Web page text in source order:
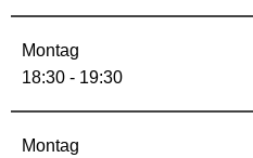
Montag
18:30 - 19:30
Montag